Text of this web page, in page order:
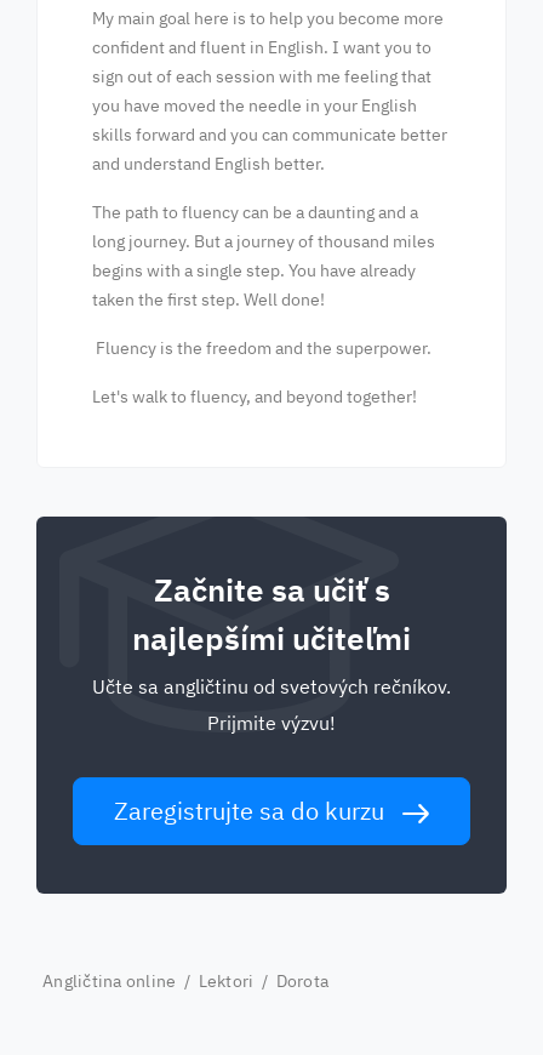
My main goal here is to help you become more
confident and fluent in English. I want you to
sign out of each session with me feeling that
you have moved the needle in your English
skills forward and you can communicate better
and understand English better.
The path to fluency can be a daunting and a
long journey. But a journey of thousand miles
begins with a single step. You have already
taken the first step. Well done!
Fluency is the freedom and the superpower.
Let's walk to fluency, and beyond together!
Začnite sa učiť s
najlepšími učiteľmi
Učte sa angličtinu od svetových rečníkov.
Prijmite výzvu!
Zaregistrujte sa do kurzu
Angličtina online / Lektori / Dorota